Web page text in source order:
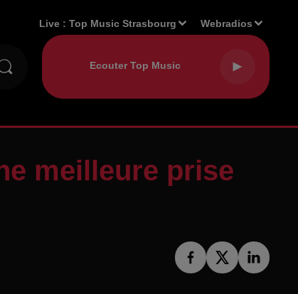
Live :Top Music Strasbourg Webradios
meilleure prise